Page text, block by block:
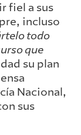
fiel a sus
incluso
todo
que
su plan
Nacional,
sus